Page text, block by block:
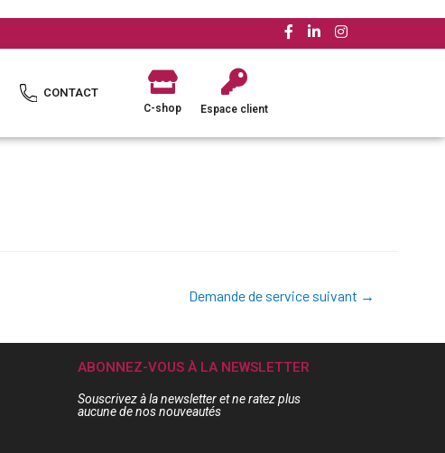
CONTACT
C-shop Espace client
Demande de service suivant →
ABONNEZ-VOUS À LA NEWSLETTER
Souscrivez à la newsletter et ne ratez plus
aucune de nos nouveautés